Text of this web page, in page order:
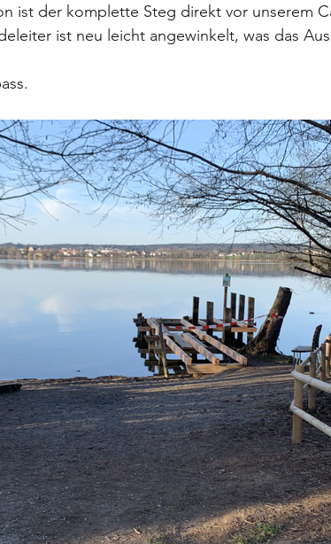
ist der komplette Steg direkt vor unserem
ist neu leicht angewinkelt, was das